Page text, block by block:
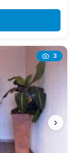
3
›